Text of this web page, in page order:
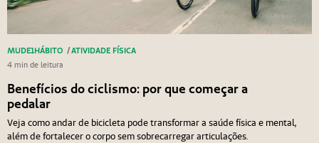
MUDE1HÁBITO /ATIVIDADE FÍSICA
4 min de leitura
Benefícios do ciclismo: por que começar a
pedalar
Veja como andar de bicicleta pode transformar a saúde física e mental,
além de fortalecer o corpo sem sobrecarregar articulações.